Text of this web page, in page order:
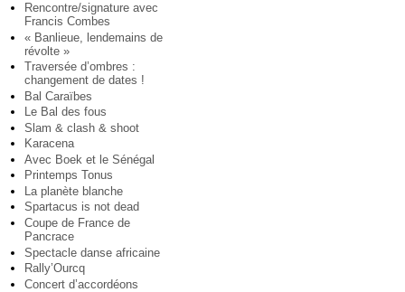
Rencontre/signature avec
Francis Combes
« Banlieue, lendemains de
révolte »
Traversée d’ombres :
changement de dates !
Bal Caraïbes
Le Bal des fous
Slam & clash & shoot
Karacena
Avec Boek et le Sénégal
Printemps Tonus
La planète blanche
Spartacus is not dead
Coupe de France de
Pancrace
Spectacle danse africaine
Rally’Ourcq
Concert d’accordéons